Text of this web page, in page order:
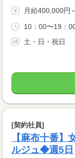
月給400,000円
10：00〜19：
土・日・祝日
[契約社員]
【麻布十番】
ルジュ◆週5日